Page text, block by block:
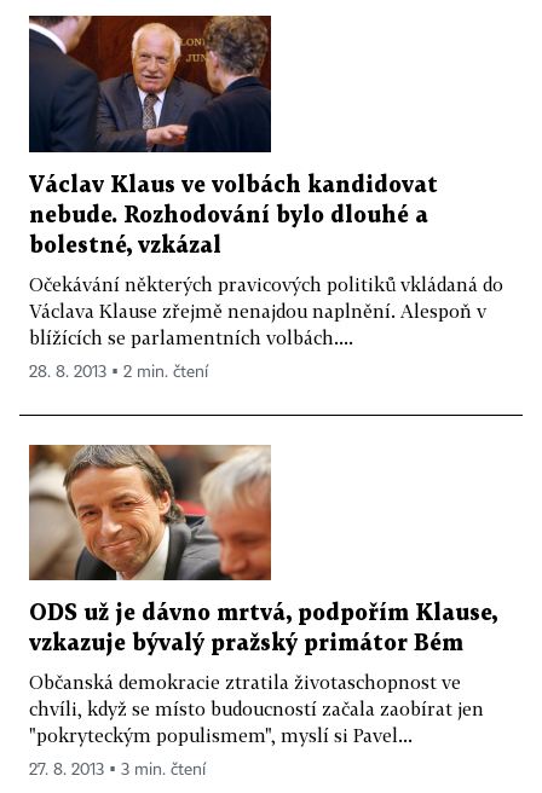
Václav Klaus ve volbách kandidovat
nebude. Rozhodování bylo dlouhé a
bolestné, vzkázal
Očekávání některých pravicových politiků vkládaná do
Václava Klause zřejmě nenajdou naplnění. Alespoň v
blížících se parlamentních volbách....
28. 8. 2013 ▪ 2 min. čtení
ODS už je dávno mrtvá, podpořím Klause,
vzkazuje bývalý pražský primátor Bém
Občanská demokracie ztratila životaschopnost ve
chvíli, když se místo budoucností začala zaobírat jen
"pokryteckým populismem", myslí si Pavel...
27. 8. 2013 ▪ 3 min. čtení